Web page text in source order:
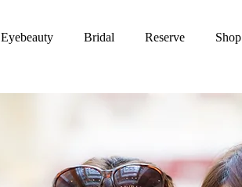
Eyebeauty Bridal Reserve Shop